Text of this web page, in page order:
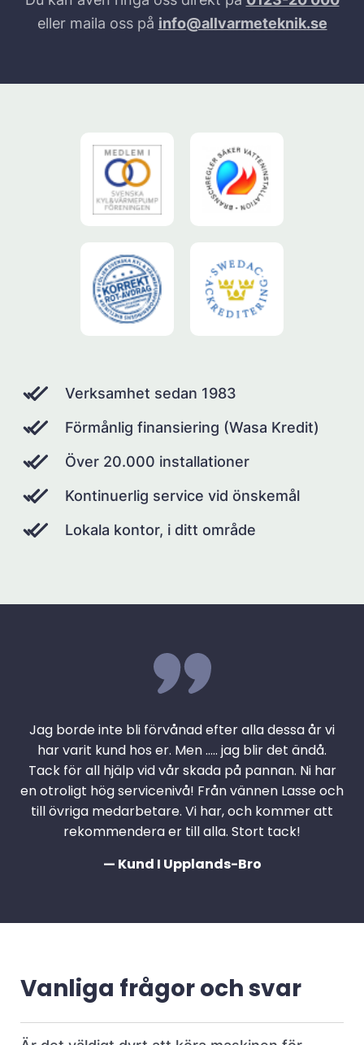
eller maila oss på info@allvarmeteknik.se
Verksamhet sedan 1983
Förmånlig finansiering (Wasa Kredit)
Över 20.000 installationer
Kontinuerlig service vid önskemål
Lokala kontor, i ditt område
Jag borde inte bli förvånad efter alla dessa år vi
har varit kund hos er. Men ….. jag blir det ändå.
Tack för all hjälp vid vår skada på pannan. Ni har
en otroligt hög servicenivå! Från vännen Lasse och
till övriga medarbetare. Vi har, och kommer att
rekommendera er till alla. Stort tack!
— Kund I Upplands-Bro
Vanliga frågor och svar